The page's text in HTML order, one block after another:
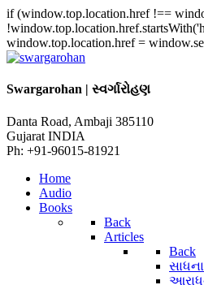
if (window.top.location.href !==
window.top.location.href =
Swargarohan | સ્વર્ગારોહણ
Danta Road, Ambaji 385110
Gujarat INDIA
Ph: +91-96015-81921
Home
Audio
Books
Back
Articles
Back
સાધના